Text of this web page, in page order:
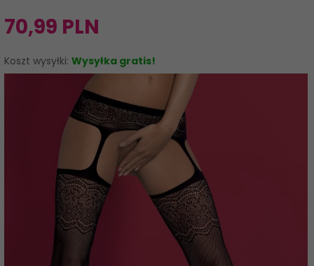
70,99 PLN
Koszt wysyłki: Wysyłka gratis!